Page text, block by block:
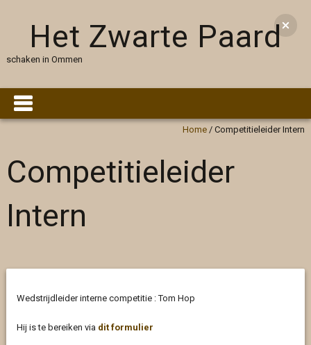
Het Zwarte Paard
schaken in Ommen
Home /Competitieleider Intern
Competitieleider
Intern
Wedstrijdleider interne competitie : Tom Hop
Hij is te bereiken via dit formulier